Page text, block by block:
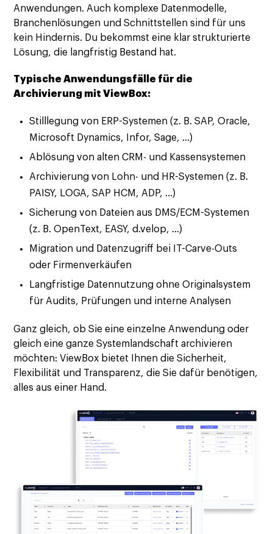
Anwendungen. Auch komplexe Datenmodelle,
Branchenlösungen und Schnittstellen sind für uns
kein Hindernis. Du bekommst eine klar strukturierte
Lösung, die langfristig Bestand hat.
Typische Anwendungsfälle für die
Archivierung mit ViewBox:
Stilllegung von ERP-Systemen (z. B. SAP, Oracle,
Microsoft Dynamics, Infor, Sage, …)
Ablösung von alten CRM- und Kassensystemen
Archivierung von Lohn- und HR-Systemen (z. B.
PAISY, LOGA, SAP HCM, ADP, …)
Sicherung von Dateien aus DMS/ECM-Systemen
(z. B. OpenText, EASY, d.velop, …)
Migration und Datenzugriff bei IT-Carve-Outs
oder Firmenverkäufen
Langfristige Datennutzung ohne Originalsystem
für Audits, Prüfungen und interne Analysen
Ganz gleich, ob Sie eine einzelne Anwendung oder
gleich eine ganze Systemlandschaft archivieren
möchten: ViewBox bietet Ihnen die Sicherheit,
Flexibilität und Transparenz, die Sie dafür benötigen,
alles aus einer Hand.